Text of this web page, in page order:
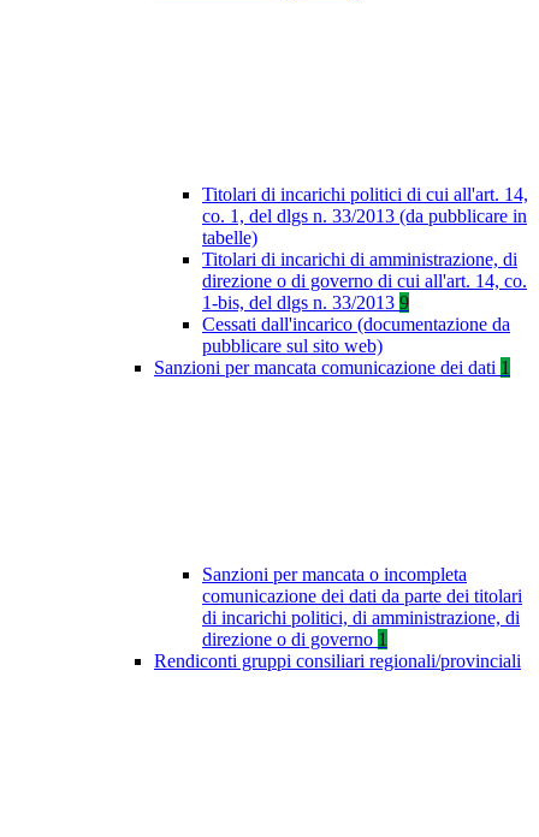
Titolari di incarichi politici di cui all'art. 14,
co. 1, del dlgs n. 33/2013 (da pubblicare in
tabelle)
Titolari di incarichi di amministrazione, di
direzione o di governo di cui all'art. 14, co.
1-bis, del dlgs n. 33/2013 9
Cessati dall'incarico (documentazione da
pubblicare sul sito web)
Sanzioni per mancata comunicazione dei dati 1
Sanzioni per mancata o incompleta
comunicazione dei dati da parte dei titolari
di incarichi politici, di amministrazione, di
direzione o di governo 1
Rendiconti gruppi consiliari regionali/provinciali